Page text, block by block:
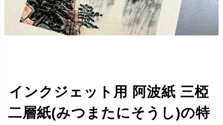
インクジェット用 阿波紙 三椏
二層紙(みつまたにそうし)の特